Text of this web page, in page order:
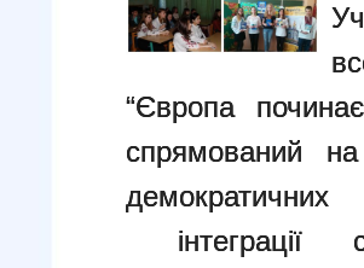
“Європа
спрямований на
інтеграції